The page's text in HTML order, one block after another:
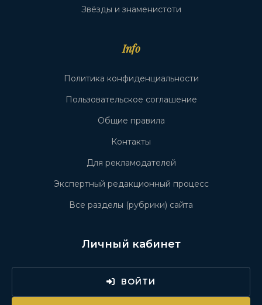
Звёзды и знаменистоти
Info
Политика конфиденциальности
Пользовательское соглашение
Общие правила
Контакты
Для рекламодателей
Экспертный редакционный процесс
Все разделы (рубрики) сайта
Личный кабинет
ВОЙТИ